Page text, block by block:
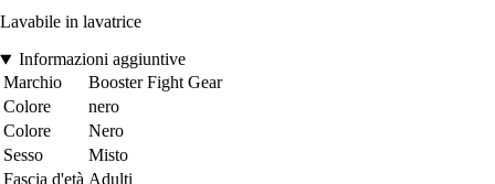
Lavabile in lavatrice
Informazioni aggiuntive
Marchio
Booster Fight Gear
Colore
nero
Colore
Nero
Sesso
Misto
Fascia d'età Adulti